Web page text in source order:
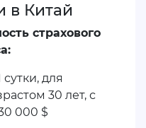
в Китай
страхового
для
30 лет, с
000 $